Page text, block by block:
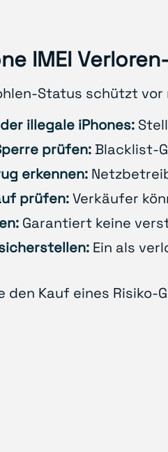
IMEI
Status schützt
illegale iPhones:
prüfen: Blacklist-
erkennen:
prüfen:Verkäufer
Garantiert keine
Ein als
den Kauf eines